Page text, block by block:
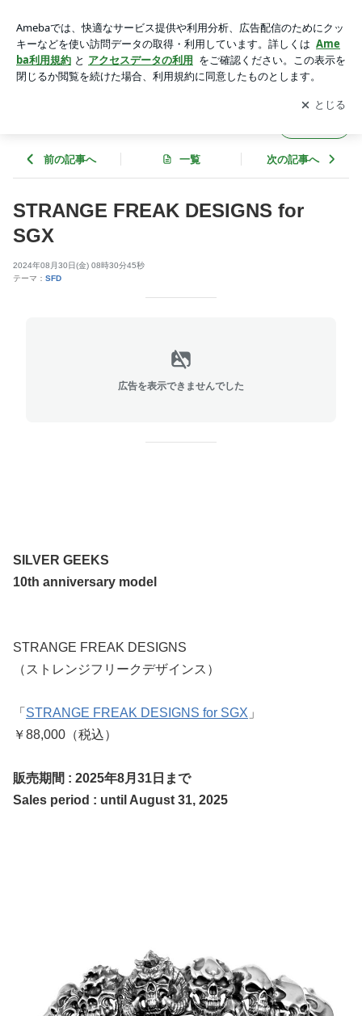
バーギークス）
アプリをダウンロードして ブログの更新通知
を受け取りまし
ょう。
開く
前の記事へ 一覧 次の記事へ
STRANGE FREAK DESIGNS for
SGX
2024年08月30日(金) 08時30分45秒
テーマ： SFD
広告を表示できませんでした
SILVER GEEKS
10th anniversary model
STRANGE FREAK DESIGNS
（ストレンジフリークデザインス）
「 STRANGE FREAK DESIGNS for SGX 」
￥88,000（税込）
販売期間 : 2025年8月31日まで
Sales period : until August 31, 2025